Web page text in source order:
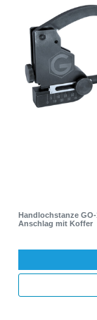
Handlochstanze GO-1301 ( SET ) mit 40 mm
Anschlag mit Koffer